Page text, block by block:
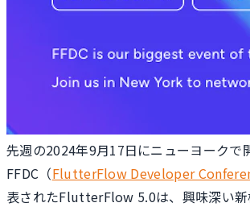
先週の2024年9月17日にニューヨークで
FFDC（FlutterFlow Developer
表されたFlutterFlow 5.0は、興味深い新